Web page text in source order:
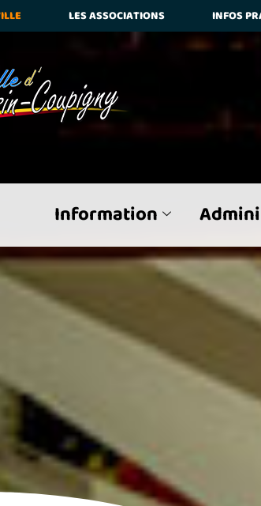
LES ASSOCIATIONS INFOS
Information
Mot entier